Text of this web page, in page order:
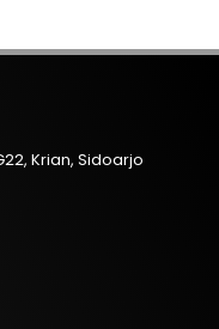
Krian, Sidoarjo